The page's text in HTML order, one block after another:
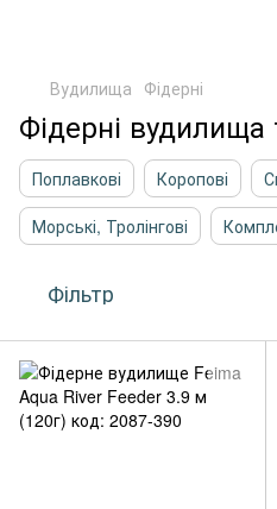
Вудилища Фідерні
Фідерні вудилища
Поплавкові Коропові
Морські, Тролінгові
Фільтр